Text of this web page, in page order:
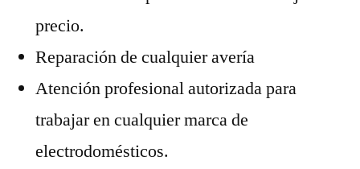
precio.
Reparación de cualquier avería
Atención profesional autorizada para
trabajar en cualquier marca de
electrodomésticos.